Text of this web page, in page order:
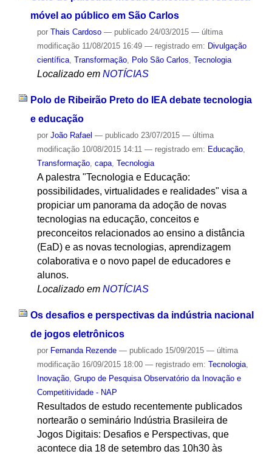
móvel ao público em São Carlos
por Thais Cardoso — publicado24/03/2015 — última
modificação11/08/2015 16:49 — registrado em: Divulgação
científica, Transformação, Polo São Carlos, Tecnologia
Localizado em NOTÍCIAS
Polo de Ribeirão Preto do IEA debate tecnologia
e educação
por João Rafael — publicado23/07/2015 — última
modificação10/08/2015 14:11 — registrado em: Educação,
Transformação, capa, Tecnologia
A palestra "Tecnologia e Educação:
possibilidades, virtualidades e realidades" visa a
propiciar um panorama da adoção de novas
tecnologias na educação, conceitos e
preconceitos relacionados ao ensino a distância
(EaD) e as novas tecnologias, aprendizagem
colaborativa e o novo papel de educadores e
alunos.
Localizado em NOTÍCIAS
Os desafios e perspectivas da indústria nacional
de jogos eletrônicos
por Fernanda Rezende — publicado15/09/2015 — última
modificação16/09/2015 18:00 — registrado em: Tecnologia,
Inovação, Grupo de Pesquisa Observatório da Inovação e
Competitividade - NAP
Resultados de estudo recentemente publicados
nortearão o seminário Indústria Brasileira de
Jogos Digitais: Desafios e Perspectivas, que
acontece dia 18 de setembro das 10h30 às